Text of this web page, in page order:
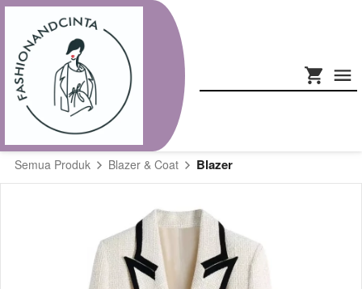
Semua Produk Blazer & Coat Blazer